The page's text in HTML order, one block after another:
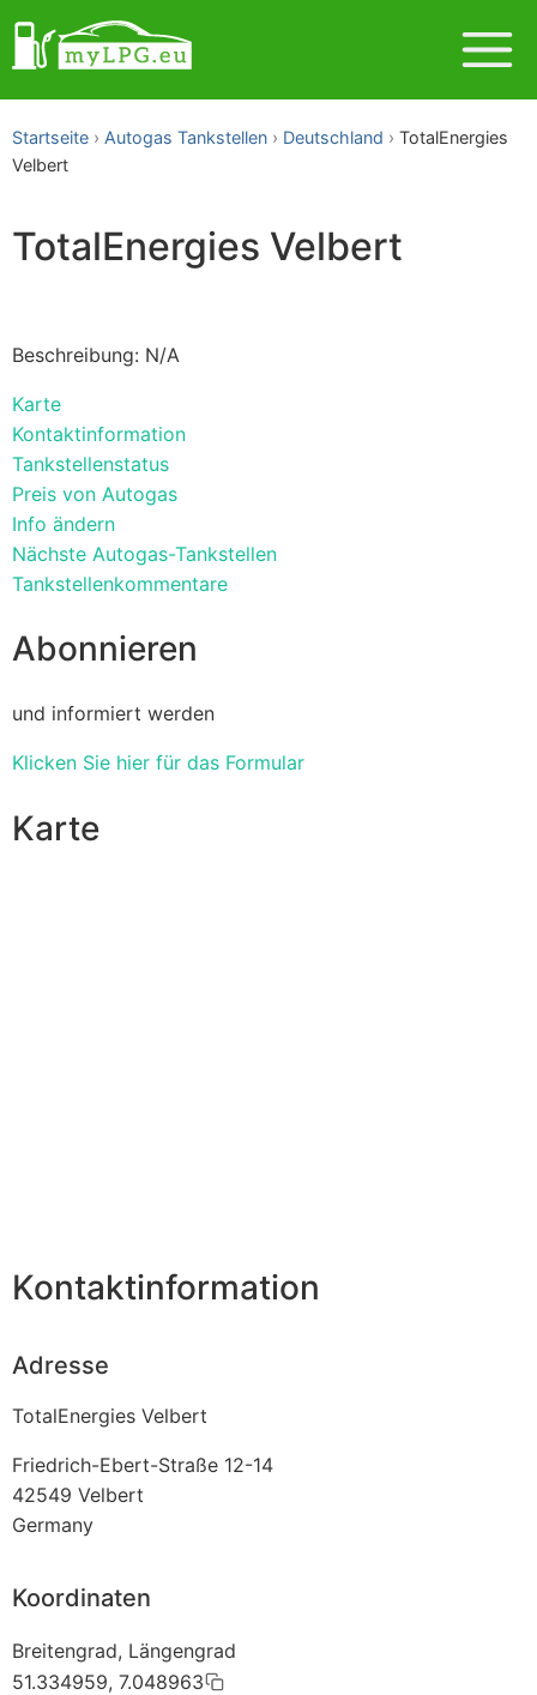
Startseite Autogas Tankstellen Deutschland
TotalEnergies
Velbert
TotalEnergies Velbert
Beschreibung: N/A
Karte
Kontaktinformation
Tankstellenstatus
Preis von Autogas
Info ändern
Nächste Autogas-Tankstellen
Tankstellenkommentare
Abonnieren
und informiert werden
Klicken Sie hier für das Formular
Karte
Kontaktinformation
Adresse
TotalEnergies Velbert
Friedrich-Ebert-Straße 12-14
42549 Velbert
Germany
Koordinaten
Breitengrad, Längengrad
51.334959, 7.048963